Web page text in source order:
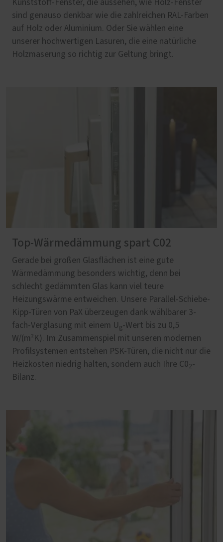
Kunststoff-Fenster, die aussehen, wie Holz-Fenster
sind genauso denkbar wie die zahlreichen RAL-Farben
auf Holz oder Aluminium. Oder Sie wählen eine
unserer hochwertigen Lasuren, die eine natürliche
Holzmaserung so richtig zur Geltung bringt.
Top-Wärmedämmung spart C02
Gerade bei großen Glasflächen ist eine gute
Wärmedämmung besonders wichtig, denn bei
schlecht gedämmten Glas kann viel teure
Heizungswärme entweichen. Unsere Parallel-Schiebe-
Kipp-Türen von PaX überzeugen dank wählbarer 3-
fach-Verglasung mit einem U g-Wert bis zu 0,5
W/(m²K). Im Zusammenspiel mit unseren modernen
Profilsystemen entstehen PSK-Türen, die nicht nur die
Heizkosten niedrig halten, sondern auch Ihre C02-
Bilanz.